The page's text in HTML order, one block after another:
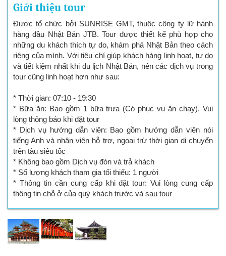
Giới thiệu tour
Được tổ chức bởi SUNRISE GMT, thuộc công ty lữ hành
hàng đầu Nhật Bản JTB. Tour được thiết kế phù hợp cho
những du khách thích tự do, khám phá Nhật Bản theo cách
riêng của mình. Với tiêu chí giúp khách hàng linh hoạt, tự do
và tiết kiệm nhất khi du lịch Nhật Bản, nên các dịch vụ trong
tour cũng linh hoạt hơn như sau:
* Thời gian: 07:10 - 19:30
* Bữa ăn: Bao gồm 1 bữa trưa (Có phục vụ ăn chay). Vui
lòng thông báo khi đặt tour
* Dịch vụ hướng dẫn viên: Bao gồm hướng dẫn viên nói
tiếng Anh và nhân viên hỗ trợ, ngoại trừ thời gian di chuyển
trên tàu siêu tốc
* Không bao gồm Dịch vụ đón và trả khách
* Số lượng khách tham gia tối thiểu: 1 người
* Thông tin cần cung cấp khi đặt tour: Vui lòng cung cấp
thông tin chỗ ở của quý khách trước và sau tour